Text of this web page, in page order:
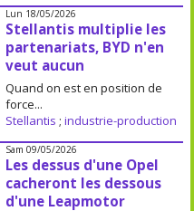
Lun 18/05/2026
Stellantis multiplie les
partenariats, BYD n'en
veut aucun
Quand on est en position de
force...
Stellantis ; industrie-production
Sam 09/05/2026
Les dessus d'une Opel
cacheront les dessous
d'une Leapmotor